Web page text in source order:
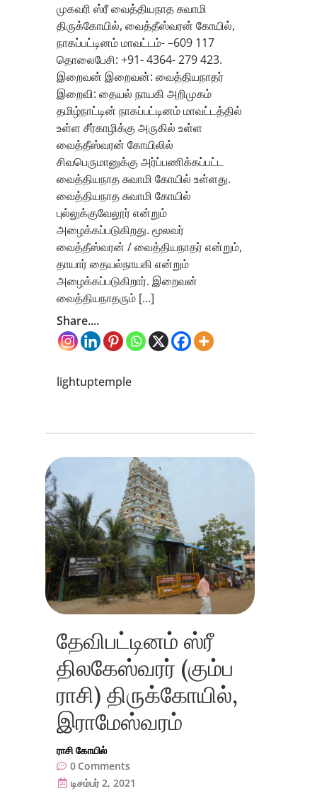
முகவரி ஸ்ரீ வைத்தியநாத சுவாமி
திருக்கோயில், வைத்தீஸ்வரன் கோயில்,
நாகப்பட்டினம் மாவட்டம்- –609 117
தொலைபேசி: +91- 4364- 279 423.
இறைவன் இறைவன்: வைத்தியநாதர்
இறைவி: தையல் நாயகி அறிமுகம்
தமிழ்நாட்டின் நாகப்பட்டினம் மாவட்டத்தில்
உள்ள சீர்காழிக்கு அருகில் உள்ள
வைத்தீஸ்வரன் கோயிலில்
சிவபெருமானுக்கு அர்ப்பணிக்கப்பட்ட
வைத்தியநாத சுவாமி கோயில் உள்ளது.
வைத்தியநாத சுவாமி கோயில்
புல்லுக்குவேலூர் என்றும்
அழைக்கப்படுகிறது. மூலவர்
வைத்தீஸ்வரன் / வைத்தியநாதர் என்றும்,
தாயார் தையல்நாயகி என்றும்
அழைக்கப்படுகிறார். இறைவன்
வைத்தியநாதரும் […]
Share....
lightuptemple
தேவிபட்டினம் ஸ்ரீ
திலகேஸ்வரர் (கும்ப
ராசி) திருக்கோயில்,
இராமேஸ்வரம்
ராசி கோயில்
0 Comments
டிசம்பர் 2, 2021